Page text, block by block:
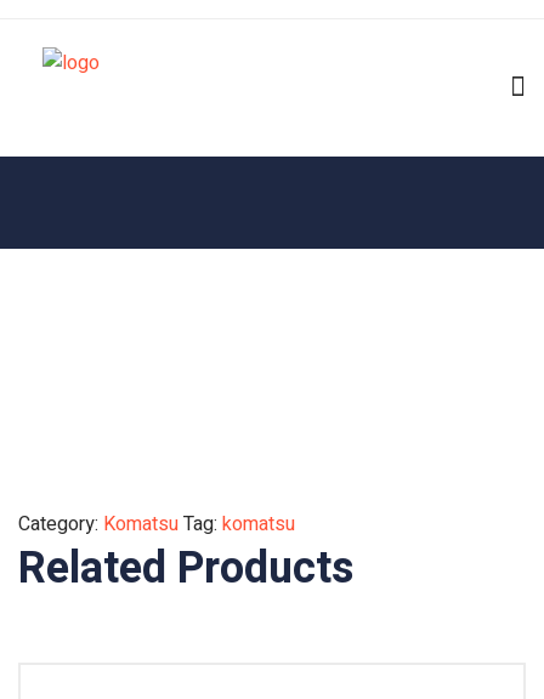
Category: KomatsuTag: komatsu
Related Products